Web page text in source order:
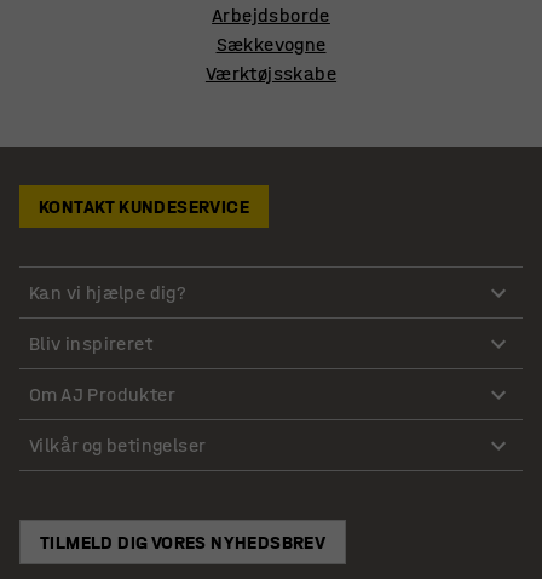
Arbejdsborde
Sækkevogne
Værktøjsskabe
KONTAKT KUNDESERVICE
Kan vi hjælpe dig?
Bliv inspireret
Om AJ Produkter
Vilkår og betingelser
TILMELD DIG VORES NYHEDSBREV